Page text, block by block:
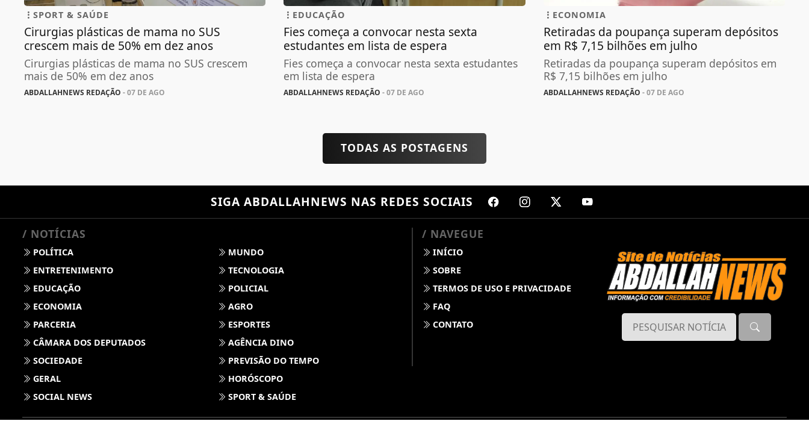
SPORT & SAÚDE
Cirurgias plásticas de mama no SUS
crescem mais de 50% em dez anos
Cirurgias plásticas de mama no SUS crescem
mais de 50% em dez anos
ABDALLAHNEWS REDAÇÃO - 07 DE AGO
EDUCAÇÃO
Fies começa a convocar nesta sexta
estudantes em lista de espera
Fies começa a convocar nesta sexta estudantes
em lista de espera
ABDALLAHNEWS REDAÇÃO - 07 DE AGO
ECONOMIA
Retiradas da poupança superam depósitos
em R$ 7,15 bilhões em julho
Retiradas da poupança superam depósitos em
R$ 7,15 bilhões em julho
ABDALLAHNEWS REDAÇÃO - 07 DE AGO
TODAS AS POSTAGENS
SIGA ABDALLAHNEWS NAS REDES SOCIAIS
/ NOTÍCIAS
POLÍTICA
MUNDO
ENTRETENIMENTO
TECNOLOGIA
EDUCAÇÃO
POLICIAL
ECONOMIA
AGRO
PARCERIA
ESPORTES
CÂMARA DOS DEPUTADOS
AGÊNCIA DINO
SOCIEDADE
PREVISÃO DO TEMPO
GERAL
HORÓSCOPO
SOCIAL NEWS
SPORT & SAÚDE
/ NAVEGUE
INÍCIO
SOBRE
TERMOS DE USO E PRIVACIDADE
FAQ
CONTATO